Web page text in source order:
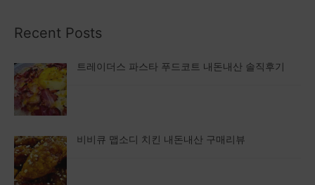
Recent Posts
트레이더스 파스타 푸드코트 내돈내산 솔직후기
비비큐 맵소디 치킨 내돈내산 구매리뷰